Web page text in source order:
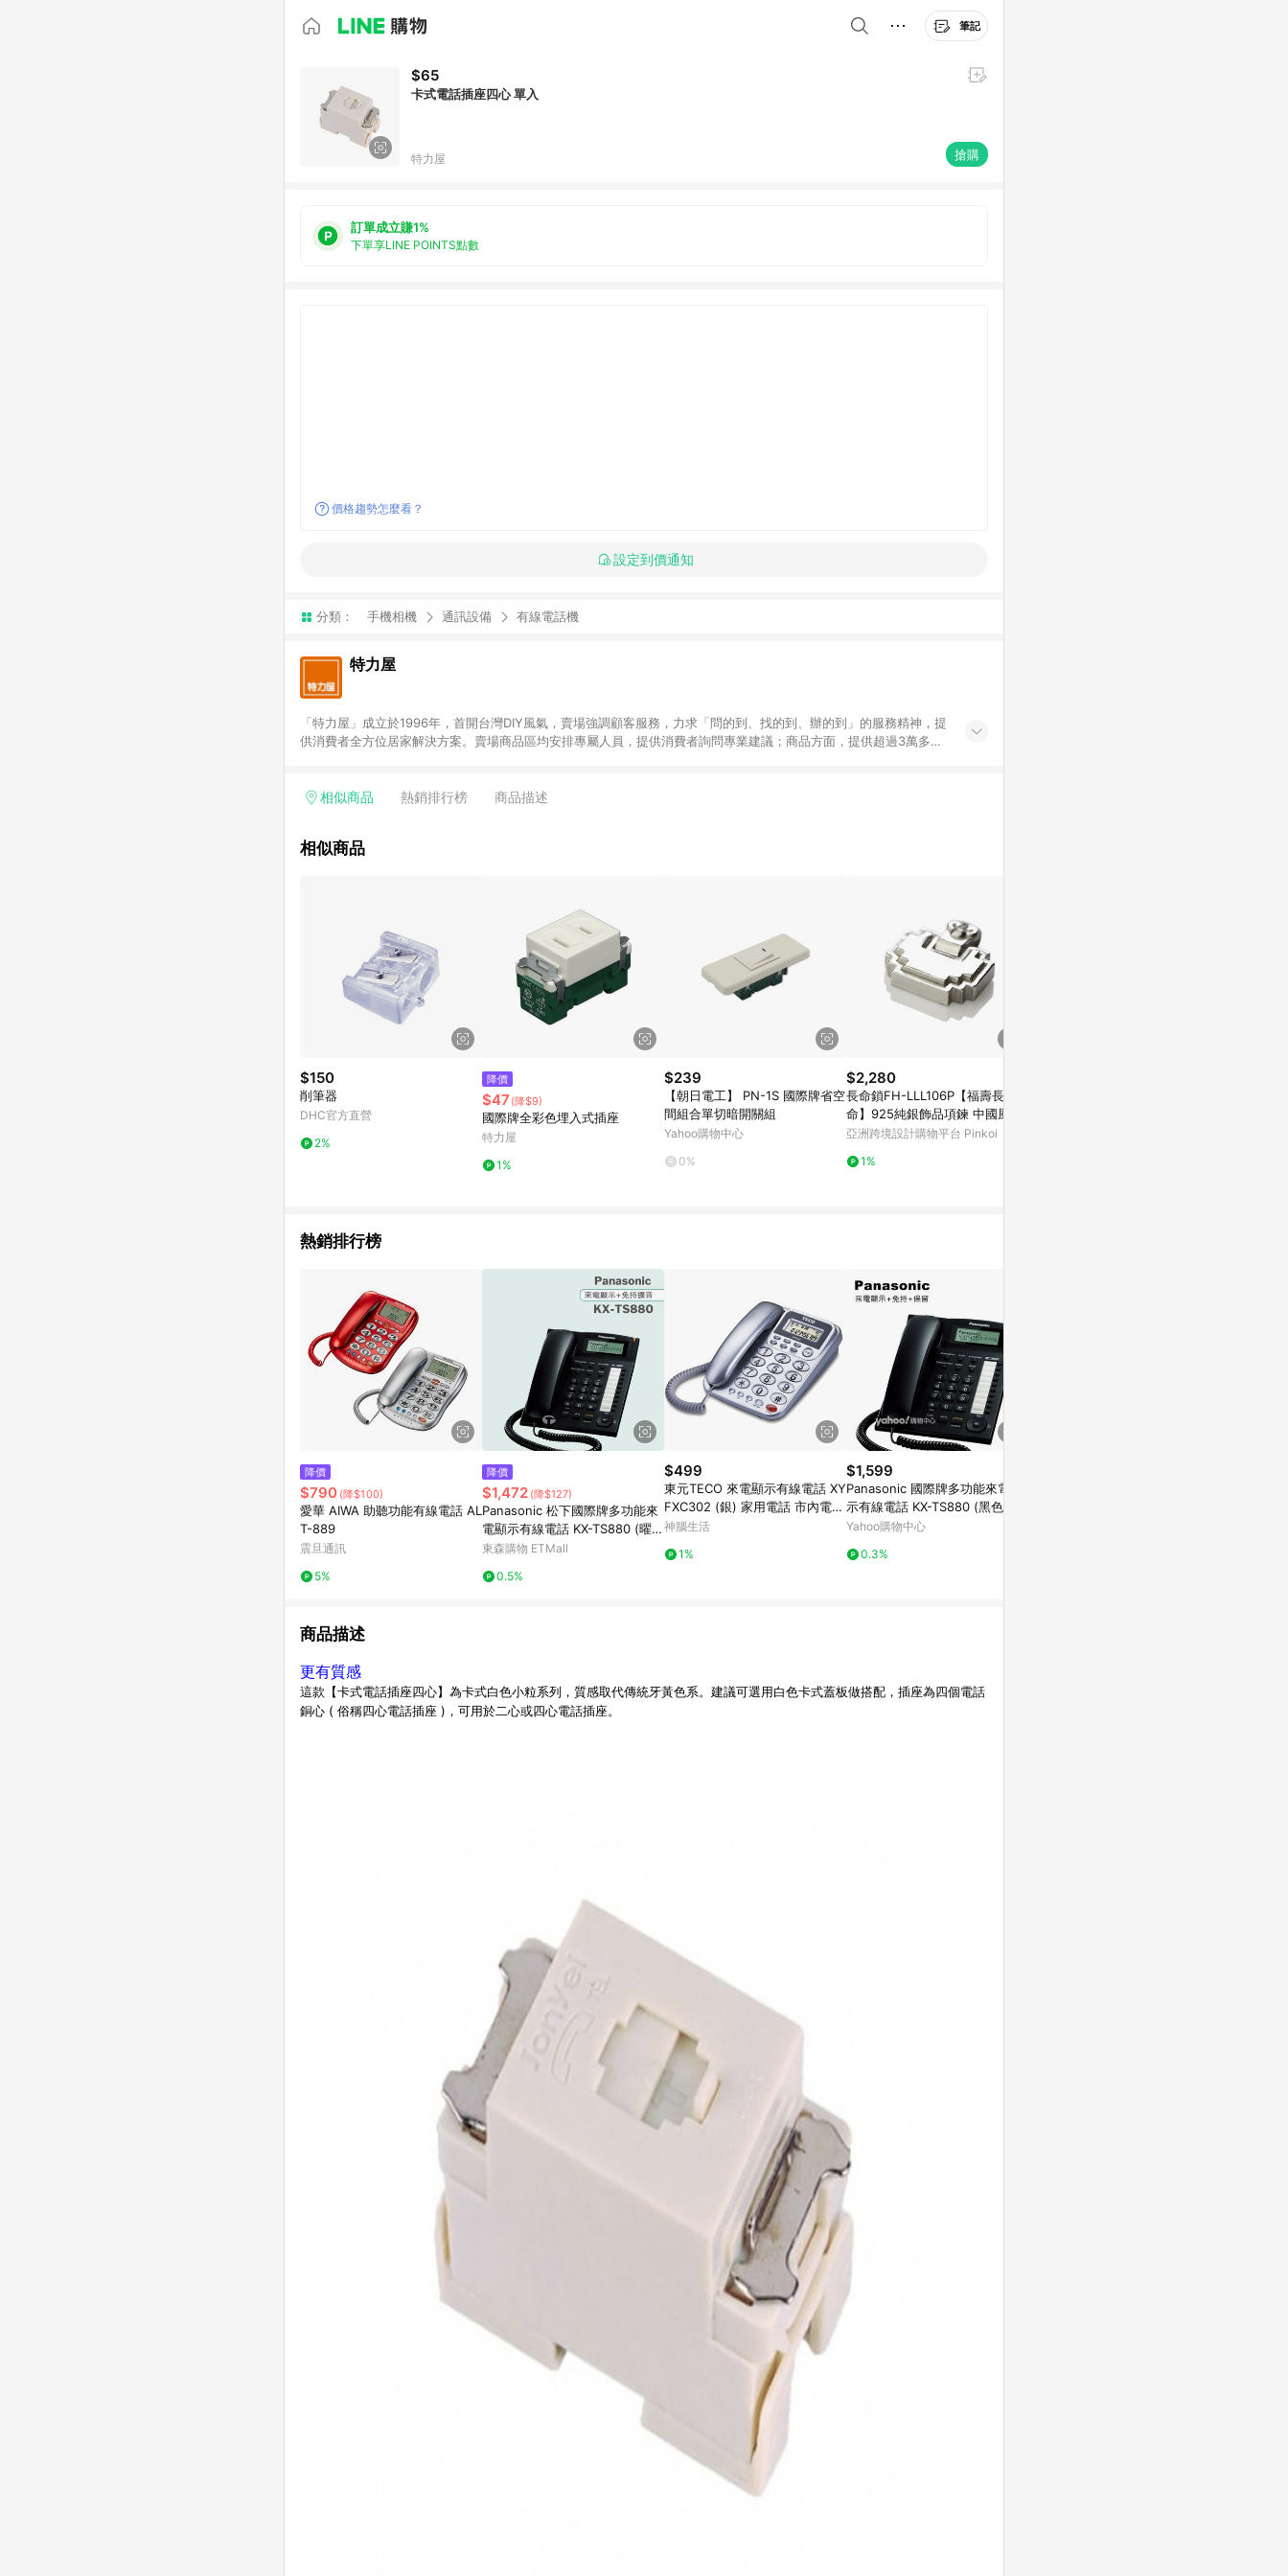
筆記
$65
卡式電話插座四心 單入
特力屋 搶購
訂單成立賺1%
下單享LINE POINTS點數
價格趨勢怎麼看？
設定到價通知
分類： 手機相機 通訊設備 有線電話機
特力屋
「特力屋」成立於1996年，首開台灣DIY風氣，賣場強調顧客服務，力求「問的到、找的到、辦的到」的服務精神，提
供消費者全方位居家解決方案。賣場商品區均安排專屬人員，提供消費者詢問專業建議；商品方面，提供超過3萬多種
升服務質感，期望每一位來店顧客，能輕鬆挑選到商品(Simple to choose)、在最短的時間內完成訂購或結帳流程
相似商品 熱銷排行榜 商品描述
相似商品
$150
削筆器
DHC官方直營
2%
降價
$47 (降$9)
國際牌全彩色埋入式插座
特力屋
1%
$239
【朝日電工】 PN-1S 國際牌省空
間組合單切暗開關組
Yahoo購物中心
0%
$2,280
長命鎖FH-LLL106P【福壽長
命】925純銀飾品項鍊 中國風/手
工銀飾
亞洲跨境設計購物平台 Pinkoi
1%
熱銷排行榜
降價
$790 (降$100)
愛華 AIWA 助聽功能有線電話 AL
T-889
震旦通訊
5%
降價
$1,472 (降$127)
Panasonic 松下國際牌多功能來
電顯示有線電話 KX-TS880 (曜
石黑)
東森購物 ETMall
0.5%
$499
東元TECO 來電顯示有線電話 XY
FXC302 (銀) 家用電話 市內電話
桌上電話
神腦生活
1%
$1,599
Panasonic 國際牌多功能來電顯
示有線電話 KX-TS880 (黑色)
Yahoo購物中心
0.3%
商品描述
更有質感
這款【卡式電話插座四心】為卡式白色小粒系列，質感取代傳統牙黃色系。建議可選用白色卡式蓋板做搭配，插座為四個電話
銅心 ( 俗稱四心電話插座 )，可用於二心或四心電話插座。